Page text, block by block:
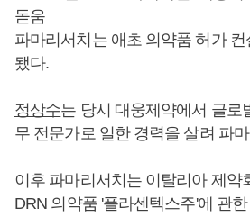
돋움
파마리서치는 애초 의약품 허가
됐다.
정상수는 당시 대웅제약에서 글로
무 전문가로 일한 경력을 살려 파
이후 파마리서치는 이탈리아 제약
DRN 의약품 '플라센텍스주'에 관